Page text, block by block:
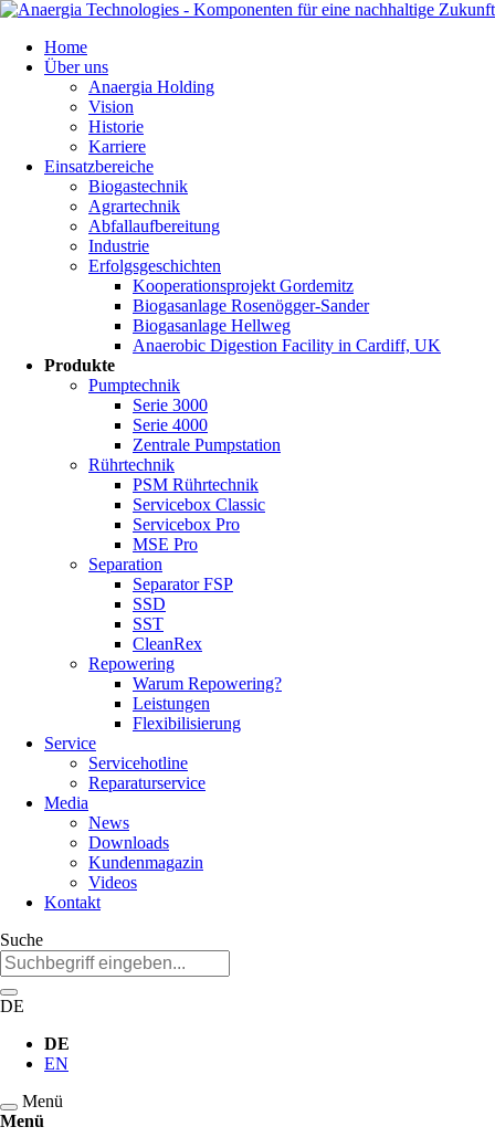
überspringen
Home
Über uns
Anaergia Holding
Vision
Historie
Karriere
Einsatzbereiche
Biogastechnik
Agrartechnik
Abfallaufbereitung
Industrie
Erfolgsgeschichten
Kooperationsprojekt Gordemitz
Biogasanlage Rosenögger-Sander
Biogasanlage Hellweg
Anaerobic Digestion Facility in Cardiff, UK
Produkte
Pumptechnik
Serie 3000
Serie 4000
Zentrale Pumpstation
Rührtechnik
PSM Rührtechnik
Servicebox Classic
Servicebox Pro
MSE Pro
Separation
Separator FSP
SSD
SST
CleanRex
Repowering
Warum Repowering?
Leistungen
Flexibilisierung
Service
Servicehotline
Reparaturservice
Media
News
Downloads
Kundenmagazin
Videos
Kontakt
Suche
Suchbegriffe
DE
DE
EN
Menü
Menü